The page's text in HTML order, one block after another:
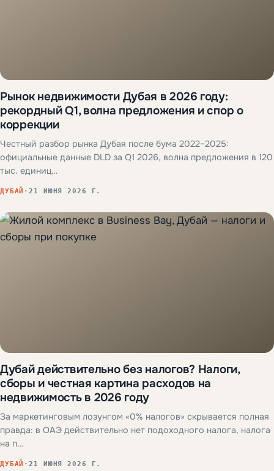
Рынок недвижимости Дубая в 2026 году:
рекордный Q1, волна предложения и спор о
коррекции
Честный разбор рынка Дубая после бума 2022–2025:
официальные данные DLD за Q1 2026, волна предложения в 120
тыс. единиц…
ДУБАЙ ·21 ИЮНЯ 2026 Г.
Дубай действительно без налогов? Налоги,
сборы и честная картина расходов на
недвижимость в 2026 году
За маркетинговым лозунгом «0% налогов» скрывается полная
правда: в ОАЭ действительно нет подоходного налога, налога
на п…
ДУБАЙ ·21 ИЮНЯ 2026 Г.